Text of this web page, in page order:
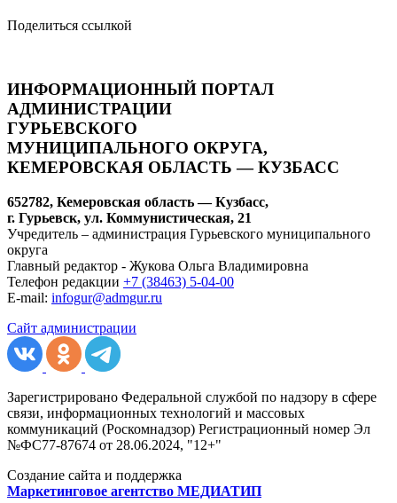
Поделиться ссылкой
ИНФОРМАЦИОННЫЙ ПОРТАЛ
АДМИНИСТРАЦИИ
ГУРЬЕВСКОГО
МУНИЦИПАЛЬНОГО ОКРУГА,
КЕМЕРОВСКАЯ ОБЛАСТЬ — КУЗБАСС
652782, Кемеровская область — Кузбасс,
г. Гурьевск, ул. Коммунистическая, 21
Учредитель – администрация Гурьевского муниципального
округа
Главный редактор - Жукова Ольга Владимировна
Телефон редакции +7 (38463) 5-04-00
E-mail: infogur@admgur.ru
Сайт администрации
Зарегистрировано Федеральной службой по надзору в сфере
связи, информационных технологий и массовых
коммуникаций (Роскомнадзор) Регистрационный номер Эл
№ФС77-87674 от 28.06.2024, "12+"
Создание сайта и поддержка
Маркетинговое агентство МЕДИАТИП